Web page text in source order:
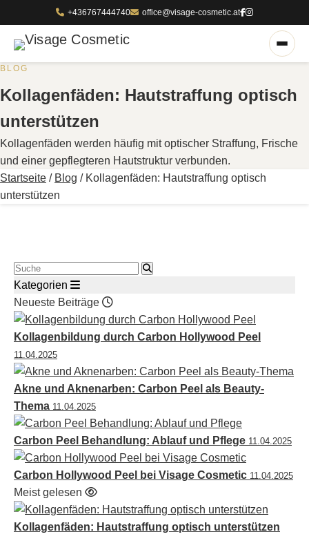
+436767444740 office@visage-cosmetic.at
BLOG
Kollagenfäden: Hautstraffung optisch
unterstützen
Kollagenfäden werden häufig mit optischer Straffung, Frische
und einer gepflegteren Hautstruktur verbunden.
Startseite / Blog / Kollagenfäden: Hautstraffung optisch
unterstützen
Blog durchsuchen
Kategorien
Neueste Beiträge
Kollagenbildung durch Carbon Hollywood Peel
11.04.2025
Akne und Aknenarben: Carbon Peel als Beauty-
Thema 11.04.2025
Carbon Peel Behandlung: Ablauf und Pflege 11.04.2025
Carbon Hollywood Peel bei Visage Cosmetic 11.04.2025
Meist gelesen
Kollagenfäden: Hautstraffung optisch unterstützen